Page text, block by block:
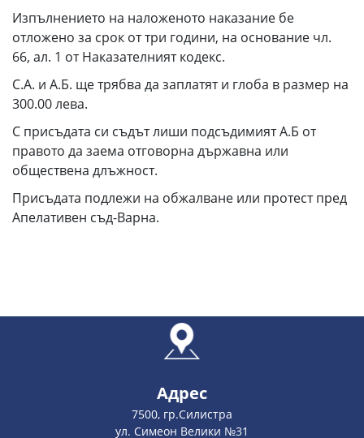
Изпълнението на наложеното наказание бе
отложено за срок от три години, на основание чл.
66, ал. 1 от Наказателният кодекс.
С.А. и А.Б. ще трябва да заплатят и глоба в размер на
300.00 лева.
С присъдата си съдът лиши подсъдимият А.Б от
правото да заема отговорна държавна или
обществена длъжност.
Присъдата подлежи на обжалване или протест пред
Апелативен съд-Варна.
Адрес
7500, гр.Силистра
ул. Симеон Велики №31